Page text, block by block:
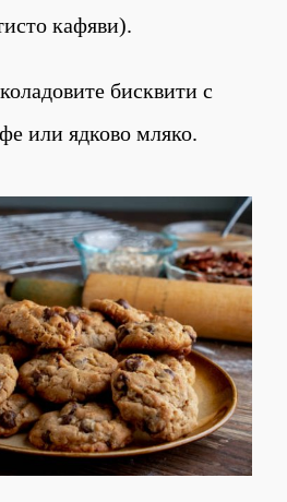
кафяви).
бисквити с
или ядково мляко.